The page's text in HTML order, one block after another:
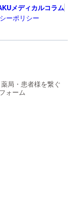
メディカルコラム
ーポリシー
局・患者様を繋ぐ
ォーム